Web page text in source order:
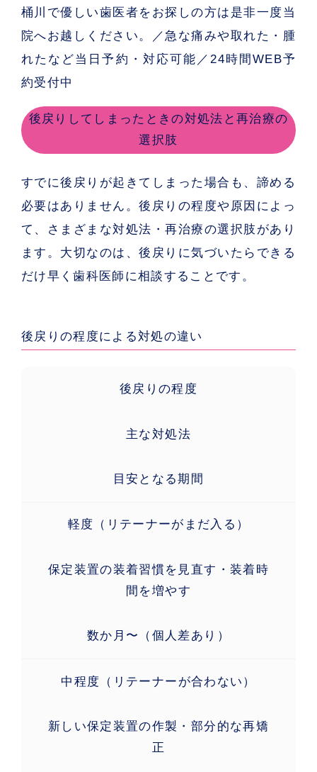
桶川で優しい歯医者をお探しの方は是非一度当
院へお越しください。／急な痛みや取れた・腫
れたなど当日予約・対応可能／24時間WEB予
約受付中
後戻りしてしまったときの対処法と再治療の
選択肢
すでに後戻りが起きてしまった場合も、諦める
必要はありません。後戻りの程度や原因によっ
て、さまざまな対処法・再治療の選択肢があり
ます。大切なのは、後戻りに気づいたらできる
だけ早く歯科医師に相談する ことです。
後戻りの程度による対処の違い
後戻りの程度
主な対処法
目安となる期間
軽度（リテーナーがまだ入る）
保定装置の装着習慣を見直す・装着時
間を増やす
数か月〜（個人差あり）
中程度（リテーナーが合わない）
新しい保定装置の作製・部分的な再矯
正